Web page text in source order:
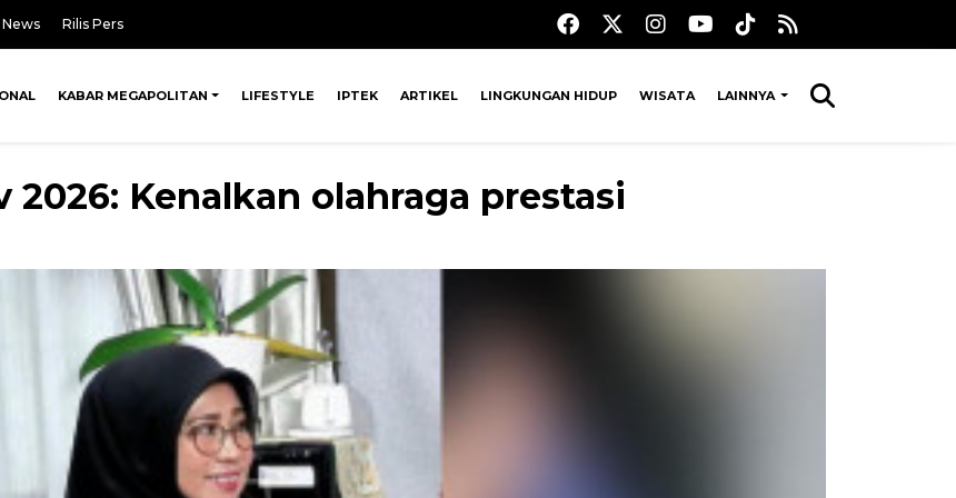
News Rilis Pers
KABAR MEGAPOLITAN LIFESTYLE IPTEK ARTIKEL LINGKUNGAN HIDUP WISATA LAINNYA
Kenalkan olahraga prestasi